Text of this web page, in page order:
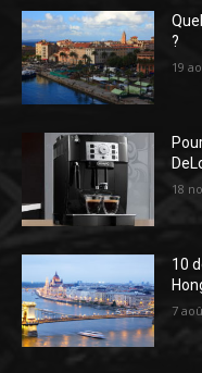
?
19
18
10
7